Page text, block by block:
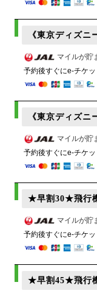
《東京ディズ
マイルが貯
予約後すぐにe-チケ
《東京ディズ
マイルが貯
予約後すぐにe-チケ
★早割30★飛行
マイルが貯
予約後すぐにe-チケ
★早割45★飛行